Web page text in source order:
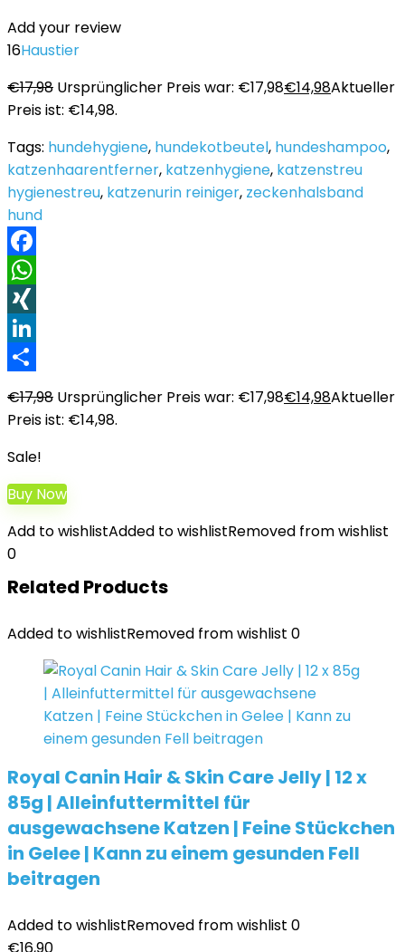
Add your review
16Haustier
€17,98 Ursprünglicher Preis war: €17,98€14,98Aktueller
Preis ist: €14,98.
Tags: hundehygiene, hundekotbeutel, hundeshampoo,
katzenhaarentferner, katzenhygiene, katzenstreu
hygienestreu, katzenurin reiniger, zeckenhalsband
hund
Facebook
WhatsApp
XING
LinkedIn
€17,98 Ursprünglicher Preis war: €17,98€14,98Aktueller
Preis ist: €14,98.
Sale!
Buy Now
Add to wishlistAdded to wishlistRemoved from wishlist
0
Related Products
Added to wishlistRemoved from wishlist 0
Royal Canin Hair & Skin Care Jelly | 12 x
85g | Alleinfuttermittel für
ausgewachsene Katzen | Feine Stückchen
in Gelee | Kann zu einem gesunden Fell
beitragen
Added to wishlistRemoved from wishlist 0